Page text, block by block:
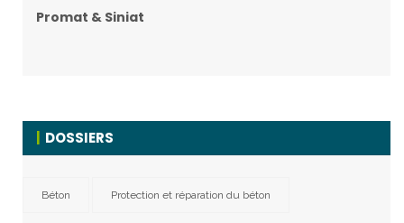
Promat & Siniat
DOSSIERS
Béton Protection et réparation du béton